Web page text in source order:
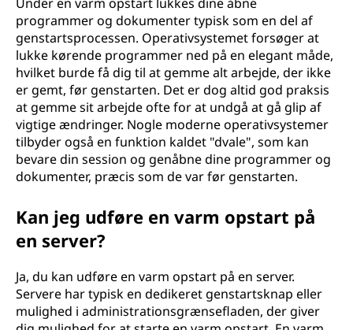
programmer og dokumenter typisk som en del af
genstartsprocessen. Operativsystemet forsøger at
lukke kørende programmer ned på en elegant måde,
hvilket burde få dig til at gemme alt arbejde, der ikke
er gemt, før genstarten. Det er dog altid god praksis
at gemme sit arbejde ofte for at undgå at gå glip af
vigtige ændringer. Nogle moderne operativsystemer
tilbyder også en funktion kaldet "dvale", som kan
bevare din session og genåbne dine programmer og
dokumenter, præcis som de var før genstarten.
Kan jeg udføre en varm opstart på
en server?
Ja, du kan udføre en varm opstart på en server.
Servere har typisk en dedikeret genstartsknap eller
mulighed i administrationsgrænsefladen, der giver